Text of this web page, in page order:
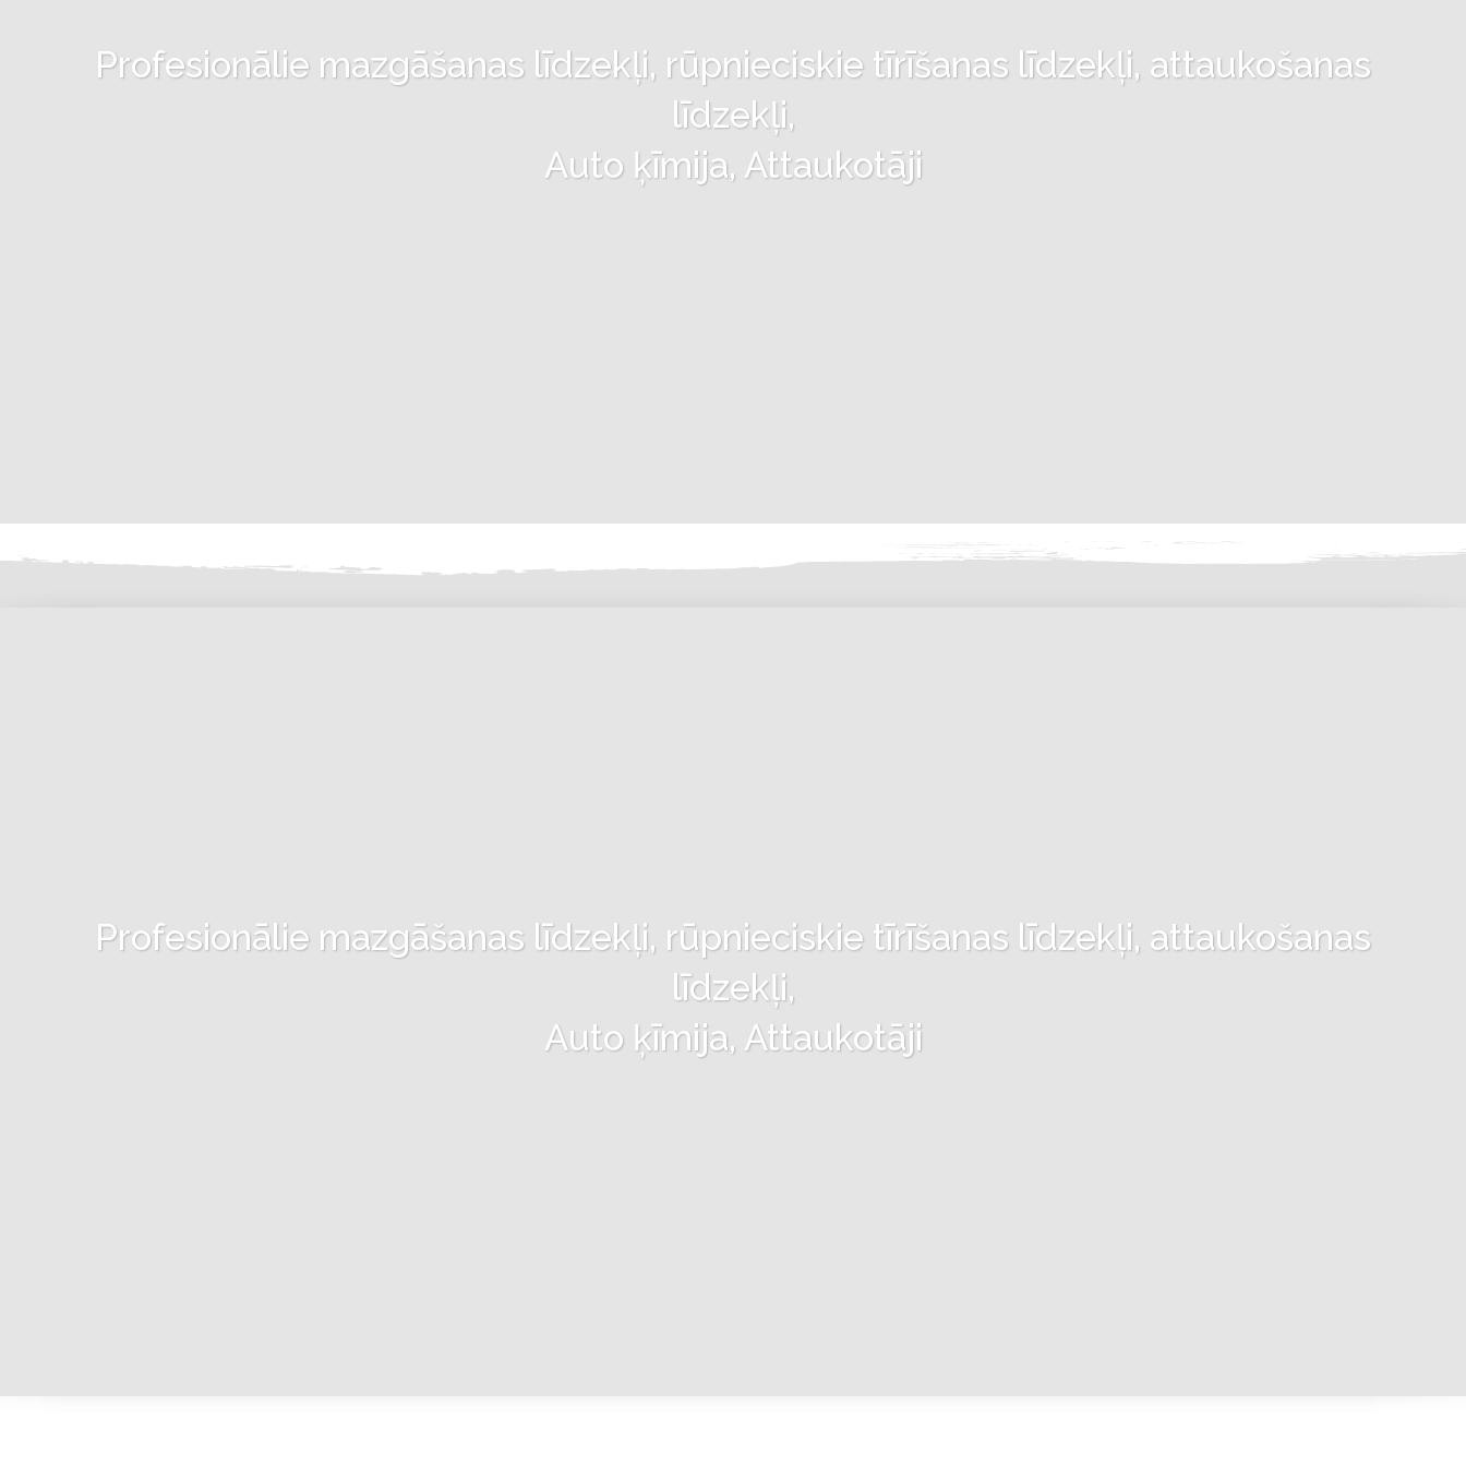
Profesionālie mazgāšanas līdzekļi, rūpnieciskie tīrīšanas līdzekļi, attaukošanas
līdzekļi,
Auto ķīmija, Attaukotāji
Profesionālie mazgāšanas līdzekļi, rūpnieciskie tīrīšanas līdzekļi, attaukošanas
līdzekļi,
Auto ķīmija, Attaukotāji